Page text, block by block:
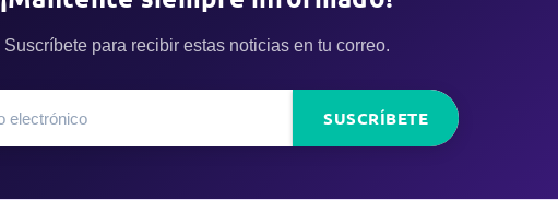
Suscríbete para recibir estas noticias en tu correo.
SUSCRÍBETE